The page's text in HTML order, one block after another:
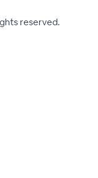
reserved.